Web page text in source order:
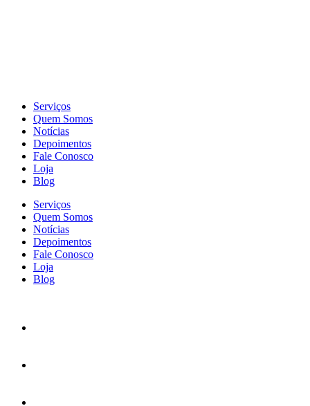
Serviços
Quem Somos
Notícias
Depoimentos
Fale Conosco
Loja
Blog
Serviços
Quem Somos
Notícias
Depoimentos
Fale Conosco
Loja
Blog